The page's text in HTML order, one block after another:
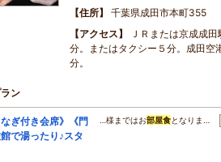
住所
千葉県成田市本町355
アクセス
ＪＲまたは京成成
分。またはタクシー５分。成田空
分。
ン
ぎ付き会席》《門
で湯ったり♪スタ
…様まではお部屋食となりま…